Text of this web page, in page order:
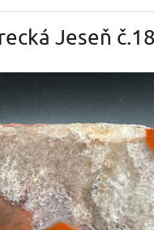
Jeseň č.18